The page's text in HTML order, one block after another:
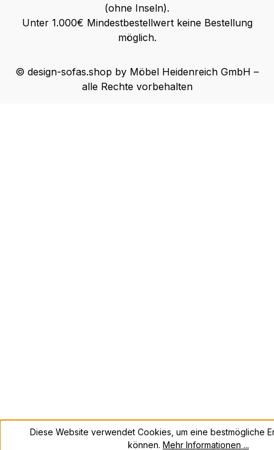
(ohne Inseln).
Unter 1.000€ Mindestbestellwert keine Bestellung
möglich.
© design-sofas.shop by Möbel Heidenreich GmbH –
alle Rechte vorbehalten
Diese Website verwendet Cookies, um eine bestmögliche
können. Mehr Informationen ...